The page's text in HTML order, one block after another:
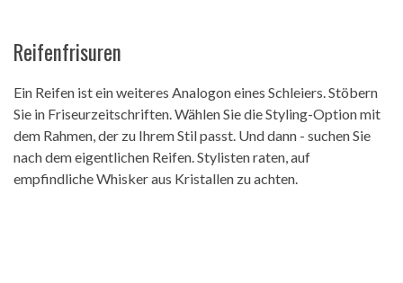
Reifenfrisuren
Ein Reifen ist ein weiteres Analogon eines Schleiers. Stöbern
Sie in Friseurzeitschriften. Wählen Sie die Styling-Option mit
dem Rahmen, der zu Ihrem Stil passt. Und dann - suchen Sie
nach dem eigentlichen Reifen. Stylisten raten, auf
empfindliche Whisker aus Kristallen zu achten.